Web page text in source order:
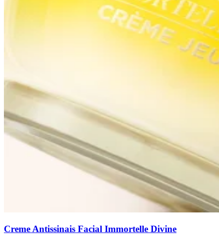
Creme Antissinais Facial Immortelle Divine